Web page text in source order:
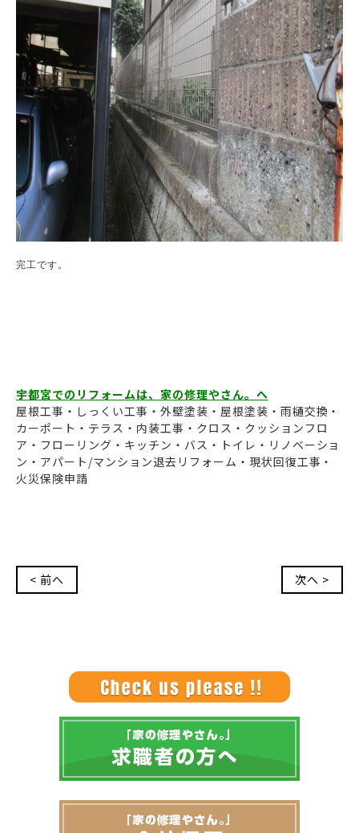
完工です。
宇都宮でのリフォームは、家の修理やさん。へ
屋根工事・しっくい工事・外壁塗装・屋根塗装・雨樋交換・
カーポート・テラス・内装工事・クロス・クッションフロ
ア・フローリング・キッチン・バス・トイレ・リノベーショ
ン・アパート/マンション退去リフォーム・現状回復工事・
火災保険申請
< 前へ 次へ >